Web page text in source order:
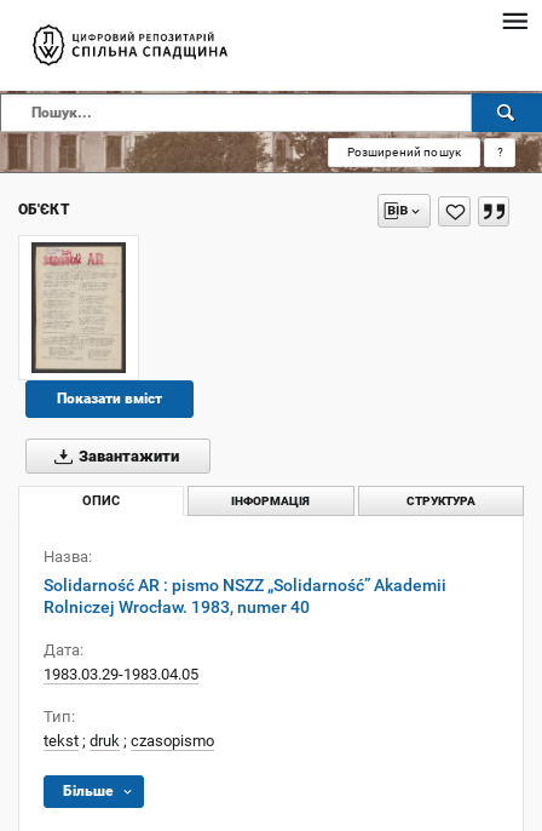
Розширений пошук ?
ОБ'ЄКТ
Показати вміст
Завантажити
ОПИС ІНФОРМАЦІЯ СТРУКТУРА
Назва:
Solidarność AR : pismo NSZZ „Solidarność” Akademii
Rolniczej Wrocław. 1983, numer 40
Дата:
1983.03.29-1983.04.05
Тип:
tekst ; druk ; czasopismo
Більше